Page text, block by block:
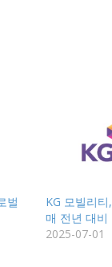
벌
KG 모빌리
매 전년 대비
2025-07-01